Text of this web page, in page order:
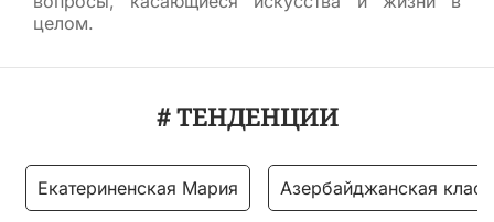
целом.
# ТЕНДЕНЦИИ
Екатериненская Мария Азербайджанская